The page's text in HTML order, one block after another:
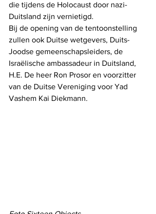
die tijdens de Holocaust door nazi-
Duitsland zijn vernietigd.
Bij de opening van de tentoonstelling
zullen ook Duitse wetgevers, Duits-
Joodse gemeenschapsleiders, de
Israëlische ambassadeur in Duitsland,
H.E. De heer Ron Prosor en voorzitter
van de Duitse Vereniging voor Yad
Vashem Kai Diekmann.